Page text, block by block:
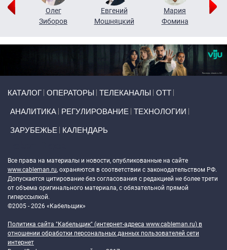
Олег
Зиборов
Евгений
Мошняцкий
Мария
Фомина
КАТАЛОГ ОПЕРАТОРЫ ТЕЛЕКАНАЛЫ ОТТ
АНАЛИТИКА РЕГУЛИРОВАНИЕ ТЕХНОЛОГИИ
ЗАРУБЕЖЬЕ КАЛЕНДАРЬ
Все права на материалы и новости, опубликованные на сайте
www.cableman.ru, охраняются в соответствии с законодательством РФ.
Допускается цитирование без согласования с редакцией не более трети
от объема оригинального материала, с обязательной прямой
гиперссылкой.
©2005 - 2026 «Кабельщик»
Политика сайта "Кабельщик" (интернет-адреса www.cableman.ru) в
отношении обработки персональных данных пользователей сети
интернет